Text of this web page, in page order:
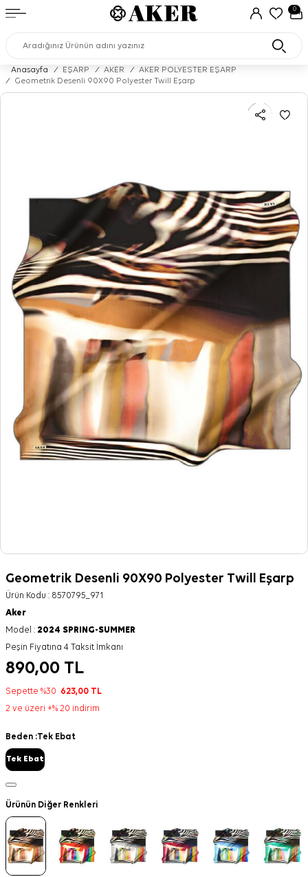
0
Anasayfa / EŞARP / AKER /
AKER POLYESTER EŞARP
/
Geometrik Desenli 90X90 Polyester Twill Eşarp
Geometrik Desenli 90X90 Polyester Twill Eşarp
Ürün Kodu : 8570795_971
Aker
Model : 2024 SPRING-SUMMER
Peşin Fiyatına 4 Taksit İmkanı
890,00 TL
Sepette %30 623,00 TL
2 ve üzeri +% 20 indirim
Beden :Tek Ebat
Tek Ebat
Ürünün Diğer Renkleri